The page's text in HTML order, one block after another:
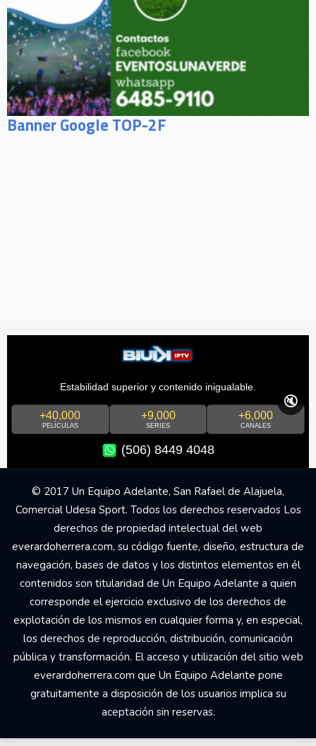
Banner Google TOP-2F
Estabilidad superior y contenido inigualable.
+40,000
PELÍCULAS
+9,000
SERIES
+6,000
CANALES
(506) 8449 4048
🔇
© 2017 Un Equipo Adelante, San Rafael de Alajuela,
Comercial Udesa Sport. Todos los derechos reservados Los
derechos de propiedad intelectual del web
everardoherrera.com, su código fuente, diseño, estructura de
navegación, bases de datos y los distintos elementos en él
contenidos son titularidad de Un Equipo Adelante a quien
corresponde el ejercicio exclusivo de los derechos de
explotación de los mismos en cualquier forma y, en especial,
los derechos de reproducción, distribución, comunicación
pública y transformación. El acceso y utilización del sitio web
everardoherrera.com que Un Equipo Adelante pone
gratuitamente a disposición de los usuarios implica su
aceptación sin reservas.